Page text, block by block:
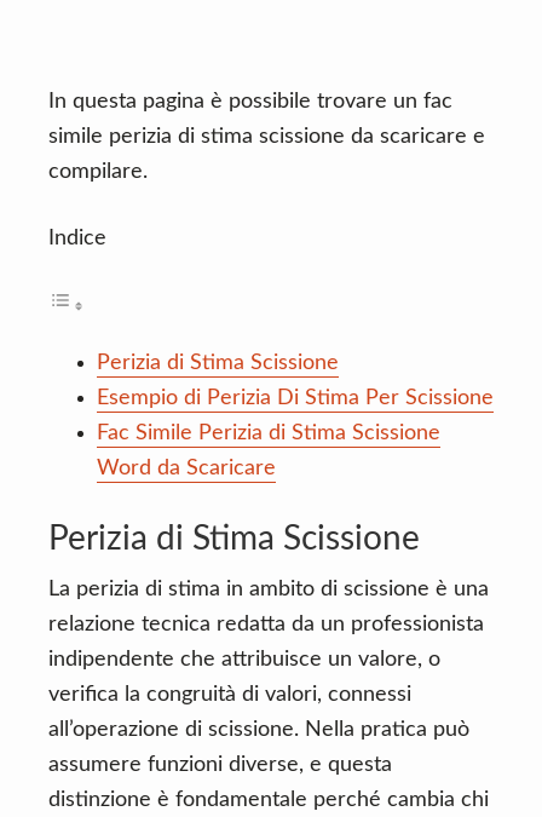
In questa pagina è possibile trovare un fac
simile perizia di stima scissione da scaricare e
compilare.
Indice
Perizia di Stima Scissione
Esempio di Perizia Di Stima Per Scissione
Fac Simile Perizia di Stima Scissione
Word da Scaricare
Perizia di Stima Scissione
La perizia di stima in ambito di scissione è una
relazione tecnica redatta da un professionista
indipendente che attribuisce un valore, o
verifica la congruità di valori, connessi
all’operazione di scissione. Nella pratica può
assumere funzioni diverse, e questa
distinzione è fondamentale perché cambia chi